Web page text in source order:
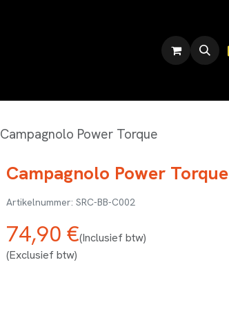
Campagnolo Power Torque
Campagnolo Power Torque
SRC-BB-C002
74,90 €(Inclusief btw)
(Exclusief btw)